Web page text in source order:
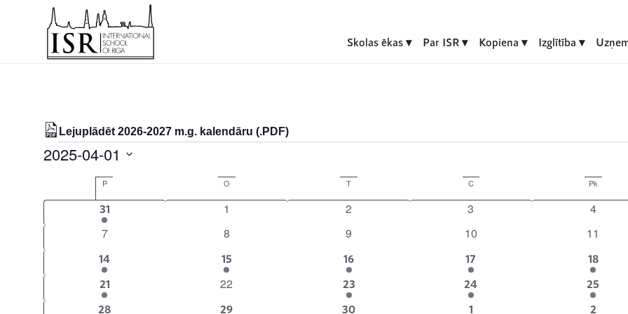
Skolas ēkas Par ISR Kopiena Izglītība
Lejuplādēt 2026-2027 m.g. kalendāru (.PDF)
Notikumi
2025-04-01
Calendar
of
Notikumi
PPirmdiena O T CCeturtdiena Pk
1
event
31
0
1
0
2
0
3
0
4
0
7
0
8
0
9
0
10
0
11
1
event
14
1
event
15
1
event
16
1
event
17
1
event
18
1
event
21
0
22
1
event
23
1
event
24
2
notikumi
25
2
28
2
29
2
30
2
1
2
2